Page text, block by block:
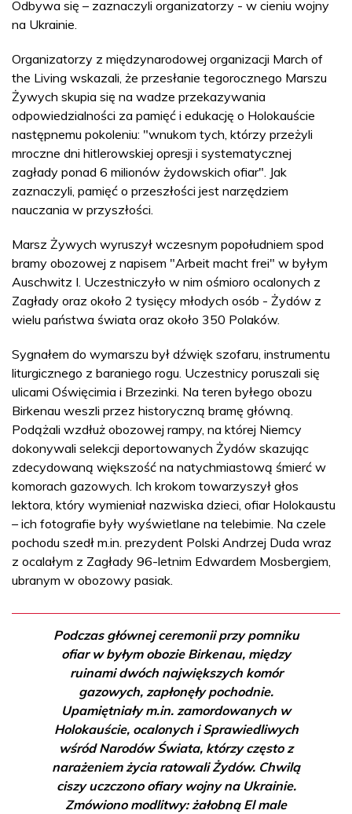
Odbywa się – zaznaczyli organizatorzy - w cieniu wojny
na Ukrainie.
Organizatorzy z międzynarodowej organizacji March of
the Living wskazali, że przesłanie tegorocznego Marszu
Żywych skupia się na wadze przekazywania
odpowiedzialności za pamięć i edukację o Holokauście
następnemu pokoleniu: "wnukom tych, którzy przeżyli
mroczne dni hitlerowskiej opresji i systematycznej
zagłady ponad 6 milionów żydowskich ofiar". Jak
zaznaczyli, pamięć o przeszłości jest narzędziem
nauczania w przyszłości.
Marsz Żywych wyruszył wczesnym popołudniem spod
bramy obozowej z napisem "Arbeit macht frei" w byłym
Auschwitz I. Uczestniczyło w nim ośmioro ocalonych z
Zagłady oraz około 2 tysięcy młodych osób - Żydów z
wielu państwa świata oraz około 350 Polaków.
Sygnałem do wymarszu był dźwięk szofaru, instrumentu
liturgicznego z baraniego rogu. Uczestnicy poruszali się
ulicami Oświęcimia i Brzezinki. Na teren byłego obozu
Birkenau weszli przez historyczną bramę główną.
Podążali wzdłuż obozowej rampy, na której Niemcy
dokonywali selekcji deportowanych Żydów skazując
zdecydowaną większość na natychmiastową śmierć w
komorach gazowych. Ich krokom towarzyszył głos
lektora, który wymieniał nazwiska dzieci, ofiar Holokaustu
– ich fotografie były wyświetlane na telebimie. Na czele
pochodu szedł m.in. prezydent Polski Andrzej Duda wraz
z ocalałym z Zagłady 96-letnim Edwardem Mosbergiem,
ubranym w obozowy pasiak.
Podczas głównej ceremonii przy pomniku
ofiar w byłym obozie Birkenau, między
ruinami dwóch największych komór
gazowych, zapłonęły pochodnie.
Upamiętniały m.in. zamordowanych w
Holokauście, ocalonych i Sprawiedliwych
wśród Narodów Świata, którzy często z
narażeniem życia ratowali Żydów. Chwilą
ciszy uczczono ofiary wojny na Ukrainie.
Zmówiono modlitwy: żałobną El male